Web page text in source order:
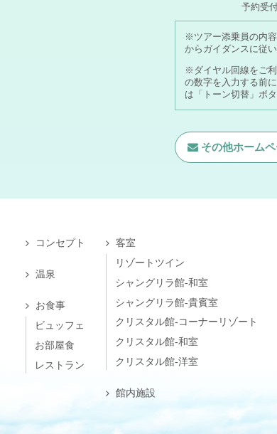
予約受
※ツアー添乗員の内
からガイダンスに従
※ダイヤル回線をご
の数字を入力する前
は「トーン切替」ボ
その他ホーム
コンセプト
温泉
お食事
ビュッフェ
お部屋食
レストラン
客室
リゾートツイン
シャングリラ館-和室
シャングリラ館-貴賓室
クリスタル館-コーナーリゾート
クリスタル館-和室
クリスタル館-洋室
館内施設